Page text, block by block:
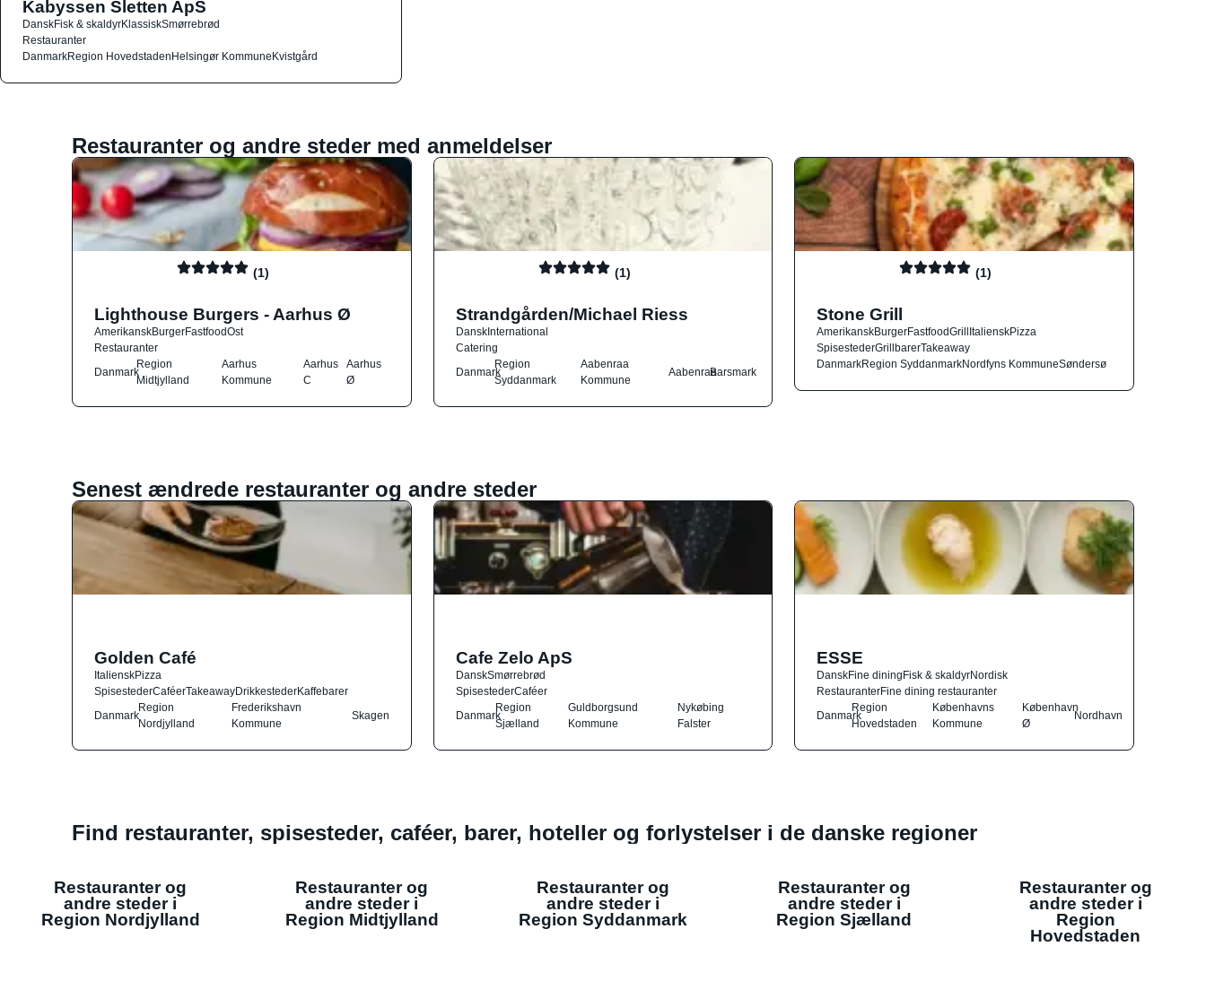
Kabyssen Sletten ApS
DanskFisk & skaldyrKlassiskSmørrebrød
Restauranter
DanmarkRegion HovedstadenHelsingør KommuneKvistgård
Restauranter og andre steder med anmeldelser
(1)
Lighthouse Burgers - Aarhus Ø
AmerikanskBurgerFastfoodOst
Restauranter
Danmark
Region
Midtjylland
Aarhus
Kommune
Aarhus
C
Aarhus
Ø
(1)
Strandgården/Michael Riess
DanskInternational
Catering
Danmark
Region
Syddanmark
Aabenraa
Kommune
AabenraaBarsmark
(1)
Stone Grill
AmerikanskBurgerFastfoodGrillItalienskPizza
SpisestederGrillbarerTakeaway
DanmarkRegion SyddanmarkNordfyns KommuneSøndersø
Senest ændrede restauranter og andre steder
Golden Café
ItalienskPizza
SpisestederCaféerTakeawayDrikkestederKaffebarer
Danmark
Region
Nordjylland
Frederikshavn
Kommune
Skagen
Cafe Zelo ApS
DanskSmørrebrød
SpisestederCaféer
Danmark
Region
Sjælland
Guldborgsund
Kommune
Nykøbing
Falster
ESSE
DanskFine diningFisk & skaldyrNordisk
RestauranterFine dining restauranter
Danmark
Region
Hovedstaden
Københavns
Kommune
København
Ø
Nordhavn
Find restauranter, spisesteder, caféer, barer, hoteller og forlystelser i de danske regioner
Restauranter og
andre steder i
Region Nordjylland
Restauranter og
andre steder i
Region Midtjylland
Restauranter og
andre steder i
Region Syddanmark
Restauranter og
andre steder i
Region Sjælland
Restauranter og
andre steder i
Region
Hovedstaden